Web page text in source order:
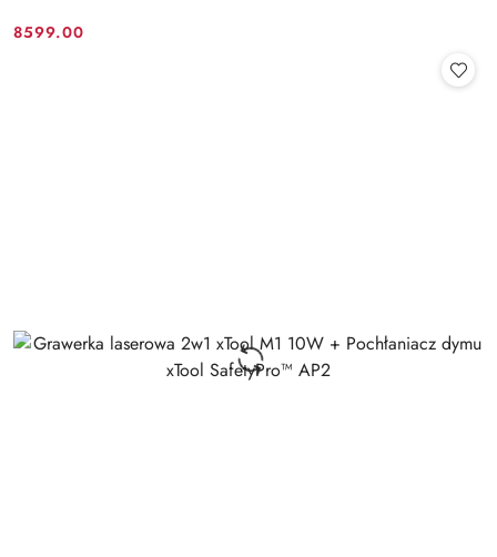
Cena:
8599.00